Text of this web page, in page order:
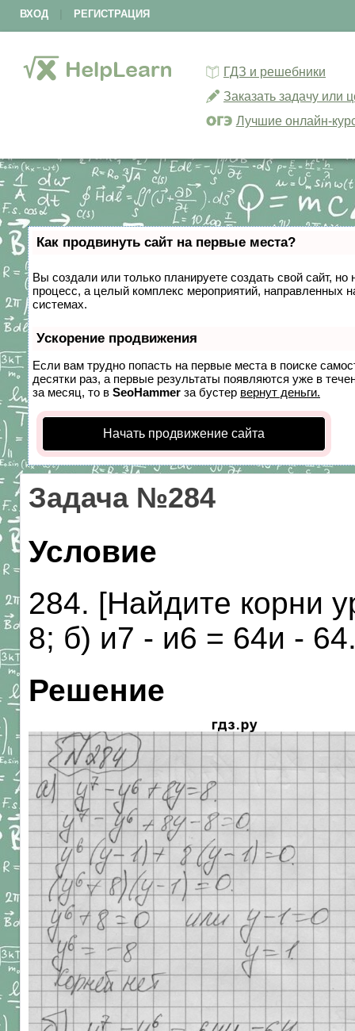
ВХОД РЕГИСТРАЦИЯ
ГДЗ и решебники
Заказать задачу или
Лучшие онлайн-
Как продвинуть сайт на первые места?
Вы создали или только планируете создать свой сайт,
процесс, а целый комплекс мероприятий, направленных
системах.
Ускорение продвижения
Если вам трудно попасть на первые места в поиске
десятки раз, а первые результаты появляются уже в
за месяц, то в SeoHammer за бустер вернут деньги.
Начать продвижение сайта
Задача №284
Условие
284. [Найдите корни
8; б) и7 - и6 = 64и -
Решение